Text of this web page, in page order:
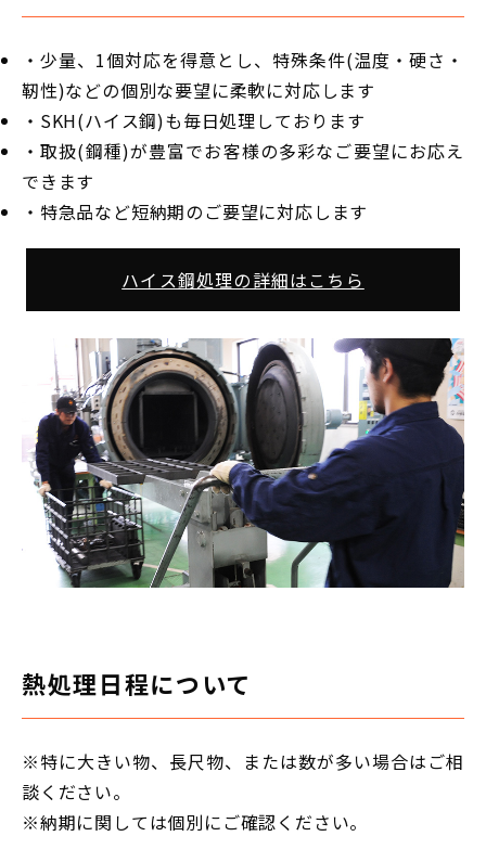
・少量、1個対応を得意とし、特殊条件(温度・硬さ・
靭性)などの個別な要望に柔軟に対応します
・SKH(ハイス鋼)も毎日処理しております
・取扱(鋼種)が豊富でお客様の多彩なご要望にお応え
できます
・特急品など短納期のご要望に対応します
ハイス鋼処理の詳細はこちら
熱処理日程について
※特に大きい物、長尺物、または数が多い場合はご相
談ください。
※納期に関しては個別にご確認ください。